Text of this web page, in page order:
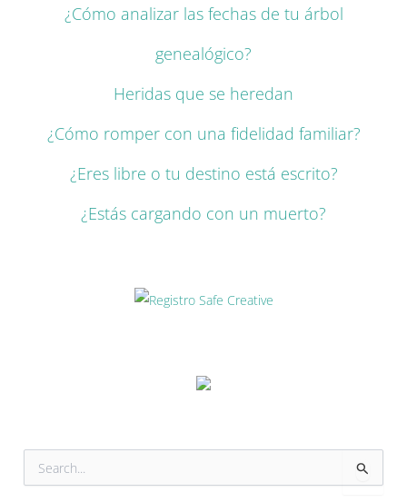
¿Cómo analizar las fechas de tu árbol
genealógico?
Heridas que se heredan
¿Cómo romper con una fidelidad familiar?
¿Eres libre o tu destino está escrito?
¿Estás cargando con un muerto?